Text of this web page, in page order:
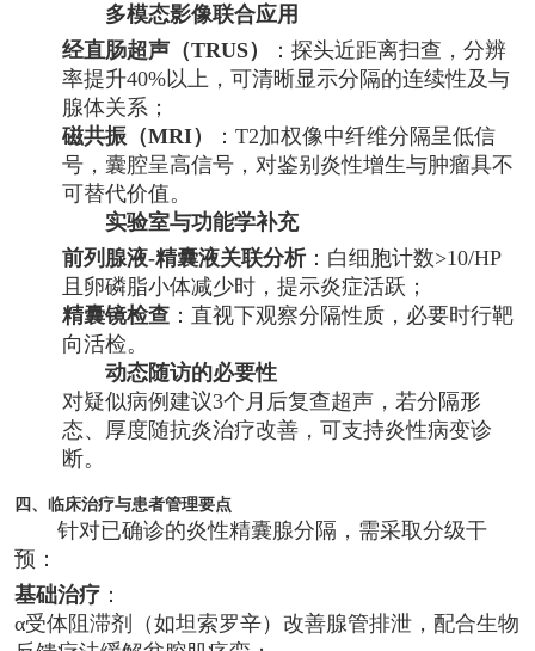
多模态影像联合应用
经直肠超声（TRUS）
：探头近距离扫查，分辨
率提升40%以上，可清晰显示分隔的连续性及与
腺体关系；
磁共振（MRI）
：T2加权像中纤维分隔呈低信
号，囊腔呈高信号，对鉴别炎性增生与肿瘤具不
可替代价值。
实验室与功能学补充
前列腺液-精囊液关联分析：白细胞计数>10/HP
且卵磷脂小体减少时，提示炎症活跃；
精囊镜检查：直视下观察分隔性质，必要时行靶
向活检。
动态随访的必要性
对疑似病例建议3个月后复查超声，若分隔形
态、厚度随抗炎治疗改善，可支持炎性病变诊
断。
四、临床治疗与患者管理要点
针对已确诊的炎性精囊腺分隔，需采取分级干
预：
基础治疗：
α受体阻滞剂（如坦索罗辛）改善腺管排泄，配合生物